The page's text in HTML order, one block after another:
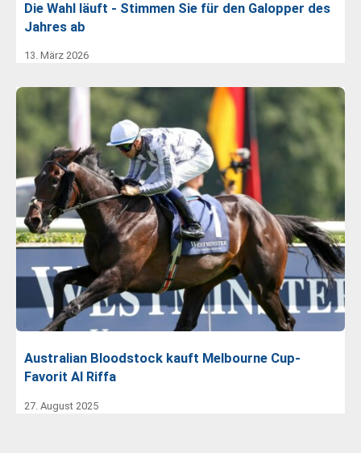
Die Wahl läuft - Stimmen Sie für den Galopper des
Jahres ab
13. März 2026
Australian Bloodstock kauft Melbourne Cup-
Favorit Al Riffa
27. August 2025